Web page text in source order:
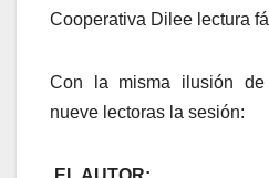
Cooperativa Dilee lectura
Con la misma ilusión de
nueve lectoras la sesión: